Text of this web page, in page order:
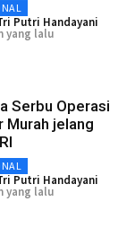
Putri Handayani
yang lalu
Serbu Operasi
Murah jelang
Putri Handayani
yang lalu